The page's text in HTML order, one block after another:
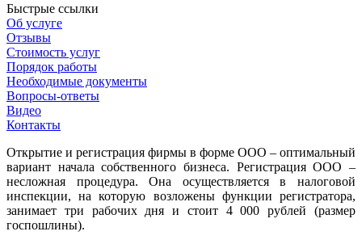
Быстрые ссылки
Об услуге
Отзывы
Стоимость услуг
Порядок работы
Необходимые документы
Вопросы-ответы
Видео
Контакты
Открытие и регистрация фирмы в форме ООО – оптимальный
вариант начала собственного бизнеса. Регистрация ООО –
несложная процедура. Она осуществляется в налоговой
инспекции, на которую возложены функции регистратора,
занимает три рабочих дня и стоит 4 000 рублей (размер
госпошлины).